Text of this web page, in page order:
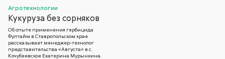
Агротехнологии
Кукуруза без сорняков
Об опыте применения гербицида
Фултайм в Ставропольском крае
рассказывает менеджер-технолог
представительства «Августа» в с.
Кочубеевское Екатерина Мурынкина.